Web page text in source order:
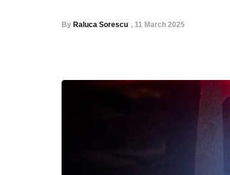
By Raluca Sorescu , 11 March 2025